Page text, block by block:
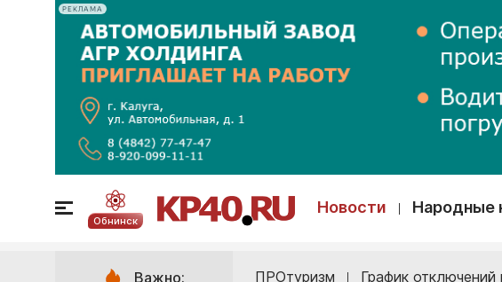
РЕКЛАМА
Обнинск
Новости Народные
Важно: ПРОтуризм График